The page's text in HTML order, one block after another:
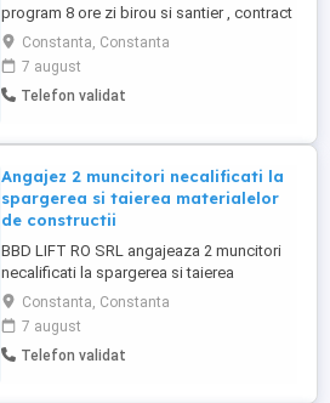
program 8 ore zi birou si santier , contract
de munca nedeterminat , salariu net 4500
lei mecanic ,deservent utilaj,
(buldoexcavator ,miniexcavator ) program
8 ore pe zi de luni pana vineri contract de
Constanta, Constanta
7 august
Telefon validat
Angajez 2 muncitori necalificati la
spargerea si taierea materialelor
de constructii
BBD LIFT RO SRL angajeaza 2 muncitori
necalificati la spargerea si taierea
materialelor de constructii. Rel la ccirkw @
yahoo. Com
Constanta, Constanta
7 august
Telefon validat